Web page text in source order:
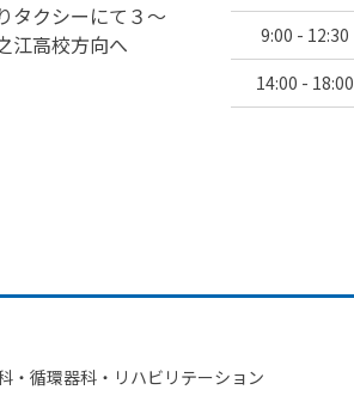
タクシーにて３～
江高校方向へ
9:00 - 12:30
14:00 - 18:00
・​循環器科・​リハビリテーション